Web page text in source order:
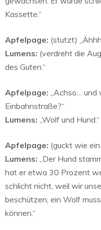
Kassette.“
Apfelpage: (stutzt)
Lumens: (verdreht die
des Guten.“
Apfelpage: „Achso…
Einbahnstraße?“
Lumens: „Wolf und Hund.“
Apfelpage: (guckt wie
Lumens: „Der Hund
hat er etwa 30 Prozent
schlicht nicht, weil wir
beschützen, ein Wolf
können.“